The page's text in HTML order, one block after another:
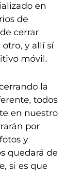
en
de
cerrar
y allí sí
móvil.
la
todos
en nuestro
por
y
quedará de
si es que